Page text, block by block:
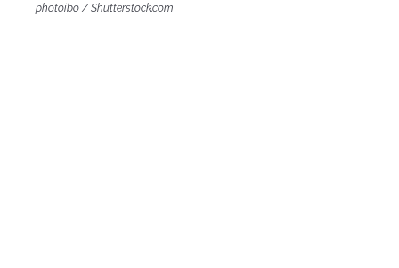
photoibo / Shutterstock.com